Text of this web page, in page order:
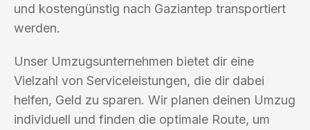
und kostengünstig nach Gaziantep transportiert
werden.
Unser Umzugsunternehmen bietet dir eine
Vielzahl von Serviceleistungen, die dir dabei
helfen, Geld zu sparen. Wir planen deinen Umzug
individuell und finden die optimale Route, um